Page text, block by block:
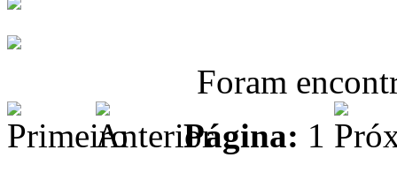
Foram
Página: 1